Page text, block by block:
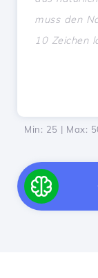
Min: 25 | Max: